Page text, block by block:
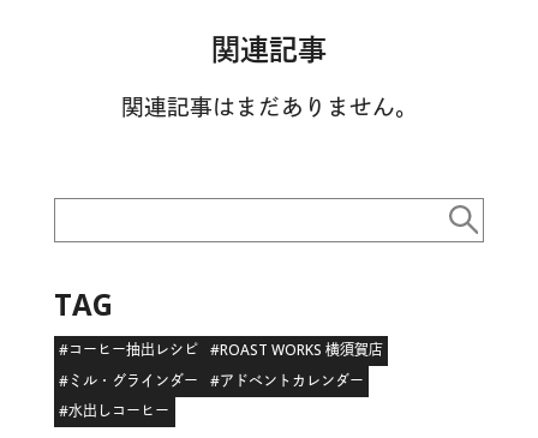
関連記事
関連記事はまだありません。
TAG
#コーヒー抽出レシピ #ROAST WORKS 横須賀店
#ミル・グラインダー
#アドベントカレンダー
#水出しコーヒー